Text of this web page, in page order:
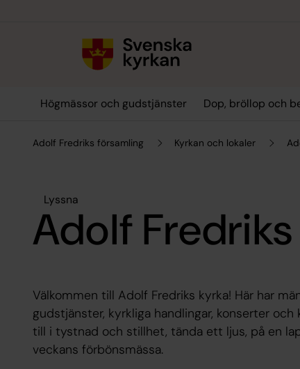
Högmässor och gudstjänster Dop, bröllop och
Adolf Fredriks församling Kyrkan och lokaler
Lyssna
Adolf
Välkommen till Adolf Fredriks kyrka! Här har
gudstjänster, kyrkliga handlingar, konserter
till i tystnad och stillhet, tända ett ljus, på en
veckans förbönsmässa.